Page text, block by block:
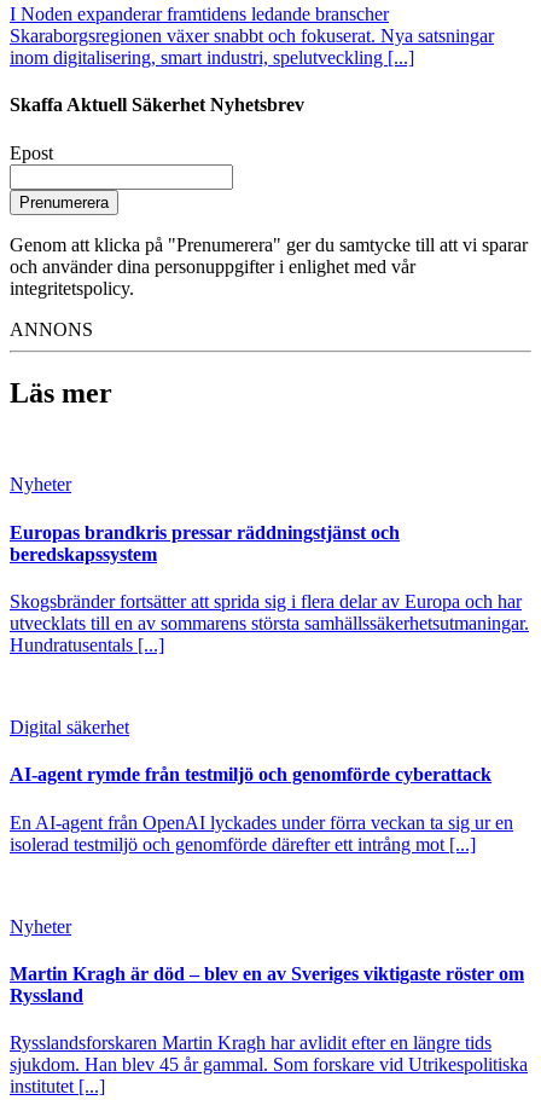
I Noden expanderar framtidens ledande branscher
Skaraborgsregionen växer snabbt och fokuserat. Nya satsningar
inom digitalisering, smart industri, spelutveckling [...]
Skaffa Aktuell Säkerhet Nyhetsbrev
Epost
Prenumerera
Genom att klicka på "Prenumerera" ger du samtycke till att vi sparar
och använder dina personuppgifter i enlighet med vår
integritetspolicy.
ANNONS
Läs mer
Nyheter
Europas brandkris pressar räddningstjänst och
beredskapssystem
Skogsbränder fortsätter att sprida sig i flera delar av Europa och har
utvecklats till en av sommarens största samhällssäkerhetsutmaningar.
Hundratusentals [...]
Digital säkerhet
AI-agent rymde från testmiljö och genomförde cyberattack
En AI-agent från OpenAI lyckades under förra veckan ta sig ur en
isolerad testmiljö och genomförde därefter ett intrång mot [...]
Nyheter
Martin Kragh är död – blev en av Sveriges viktigaste röster om
Ryssland
Rysslandsforskaren Martin Kragh har avlidit efter en längre tids
sjukdom. Han blev 45 år gammal. Som forskare vid Utrikespolitiska
institutet [...]